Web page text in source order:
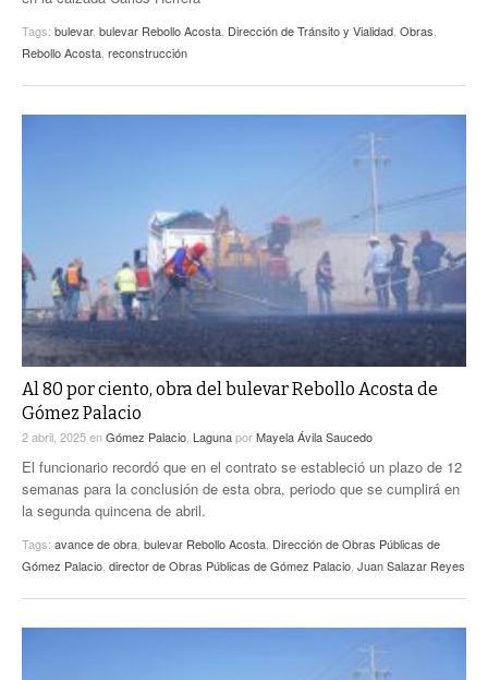
Tags: bulevar, bulevar Rebollo Acosta Dirección de Tránsito y Vialidad Obras
Rebollo Acosta reconstrucción
Al 80 por ciento, obra del bulevar Rebollo Acosta de
Gómez Palacio
2 abril, 2025enGómez Palacio LagunaporMayela Ávila Saucedo
El funcionario recordó que en el contrato se estableció un plazo de 12
semanas para la conclusión de esta obra, periodo que se cumplirá en
la segunda quincena de abril.
Tags: avance de obra bulevar Rebollo Acosta Dirección de Obras Públicas de
Gómez Palacio director de Obras Públicas de Gómez Palacio Juan Salazar Reyes